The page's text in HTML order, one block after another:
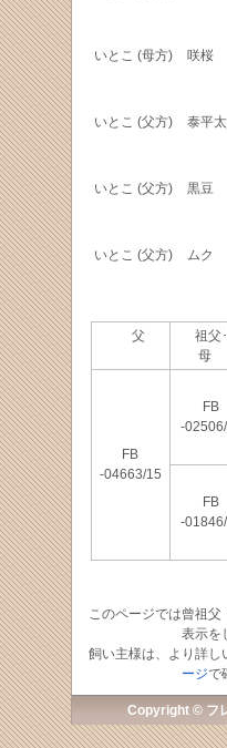
いとこ (母方) 咲桜
いとこ (父方) 泰平太
いとこ (父方) 黒豆
いとこ (父方) ムク
父
祖父･
母
FB
-04663/15
FB
-
FB
-
このページでは曾祖父
表示を
飼い主様は、より詳し
ージで
Copyright © フ